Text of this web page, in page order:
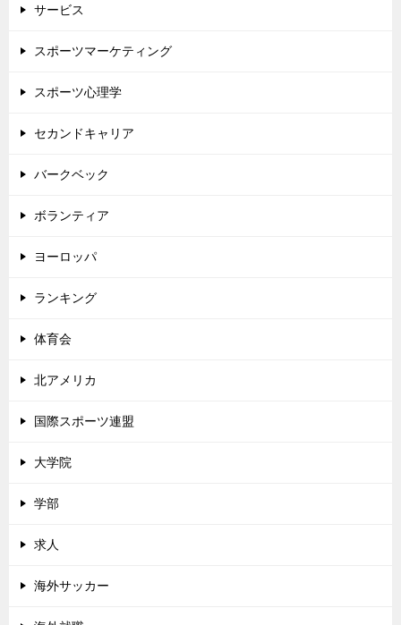
サービス
スポーツマーケティング
スポーツ心理学
セカンドキャリア
バークベック
ボランティア
ヨーロッパ
ランキング
体育会
北アメリカ
国際スポーツ連盟
大学院
学部
求人
海外サッカー